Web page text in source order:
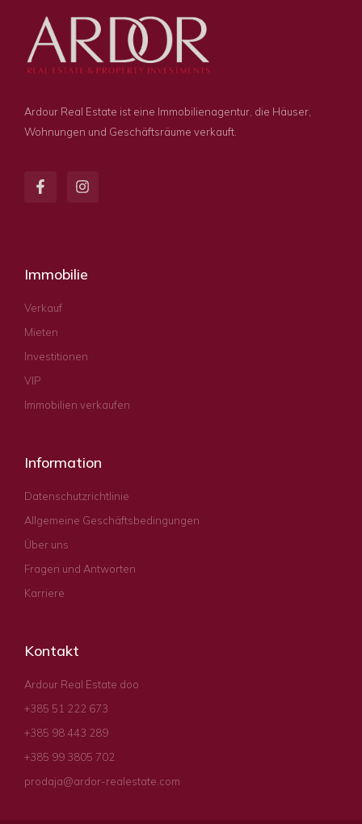
Ardour Real Estate ist eine Immobilienagentur, die Häuser,
Wohnungen und Geschäftsräume verkauft.
Immobilie
Verkauf
Mieten
Investitionen
VIP
Immobilien verkaufen
Information
Datenschutzrichtlinie
Allgemeine Geschäftsbedingungen
Über uns
Fragen und Antworten
Karriere
Kontakt
Ardour Real Estate doo
+385 51 222 673
+385 98 443 289
+385 99 3805 702
prodaja@ardor-realestate.com